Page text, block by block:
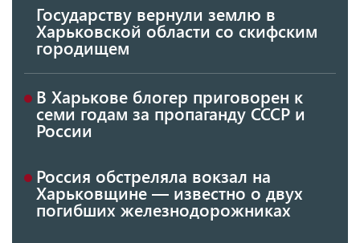
Государству вернули землю в
Харьковской области со скифским
городищем
В Харькове блогер приговорен к
семи годам за пропаганду СССР и
России
Россия обстреляла вокзал на
Харьковщине — известно о двух
погибших железнодорожниках